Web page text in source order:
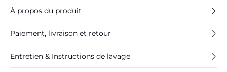
À propos du produit
Paiement, livraison et retour
Entretien & Instructions de lavage